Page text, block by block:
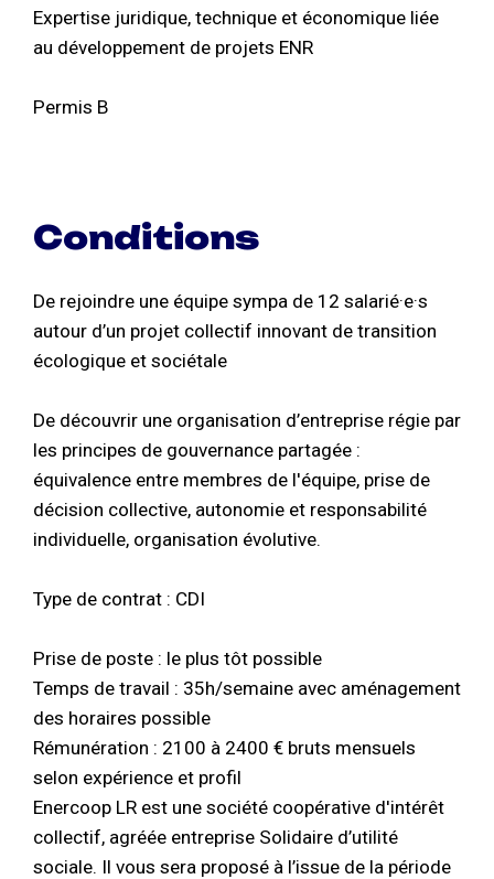
Expertise juridique, technique et économique liée
au développement de projets ENR
Permis B
Conditions
De rejoindre une équipe sympa de 12 salarié·e·s
autour d’un projet collectif innovant de transition
écologique et sociétale
De découvrir une organisation d’entreprise régie par
les principes de gouvernance partagée :
équivalence entre membres de l'équipe, prise de
décision collective, autonomie et responsabilité
individuelle, organisation évolutive.
Type de contrat : CDI
Prise de poste : le plus tôt possible
Temps de travail : 35h/semaine avec aménagement
des horaires possible
Rémunération : 2100 à 2400 € bruts mensuels
selon expérience et profil
Enercoop LR est une société coopérative d'intérêt
collectif, agréée entreprise Solidaire d’utilité
sociale. Il vous sera proposé à l’issue de la période